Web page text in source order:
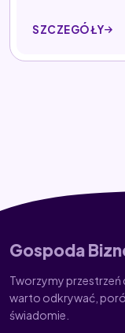
SZCZEGÓŁY
Gospoda
Tworzymy przestrzeń
warto odkrywać,
świadomie.